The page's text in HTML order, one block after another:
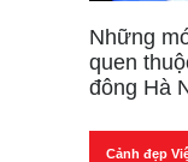
Những
quen
đông Hà
Cảnh đẹp